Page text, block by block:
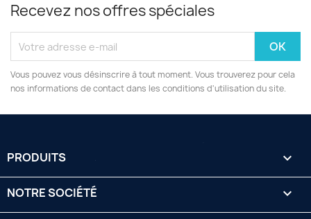
Recevez nos offres spéciales
Vous pouvez vous désinscrire à tout moment. Vous trouverez pour cela
nos informations de contact dans les conditions d'utilisation du site.
PRODUITS 
NOTRE SOCIÉTÉ 